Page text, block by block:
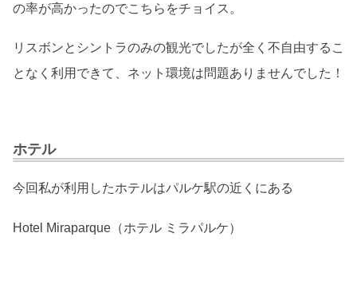
の率が高かったのでこちらをチョイス。
リスボンとシントラのみの観光でしたが全く不自由するこ
となく利用できて、ネット環境は問題ありませんでした！
ホテル
今回私が利用したホテルはパルケ駅の近くにある
Hotel Miraparque（ホテル ミラパルケ）